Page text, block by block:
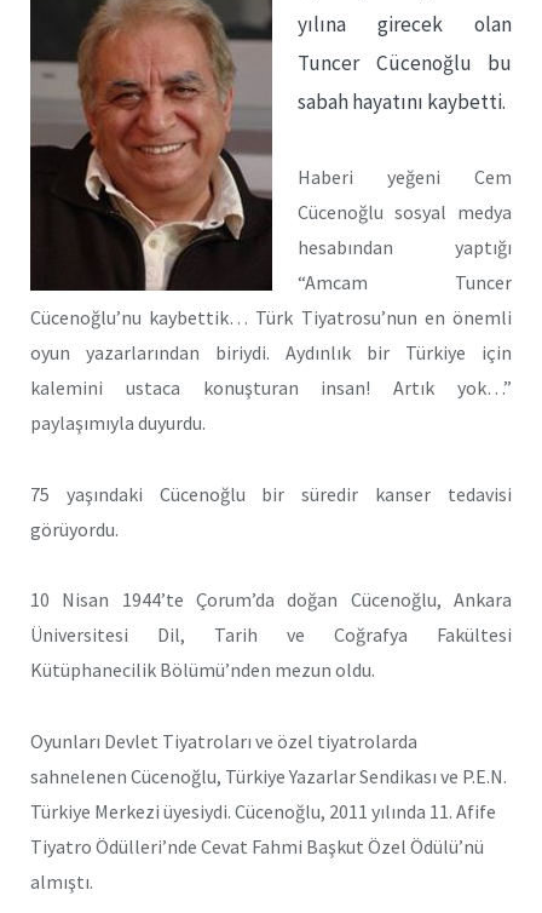
yılına girecek olan
Tuncer Cücenoğlu bu
sabah hayatını kaybetti.
Haberi yeğeni Cem
Cücenoğlu sosyal medya
hesabından yaptığı
“Amcam Tuncer
Cücenoğlu’nu kaybettik… Türk Tiyatrosu’nun en önemli
oyun yazarlarından biriydi. Aydınlık bir Türkiye için
kalemini ustaca konuşturan insan! Artık yok…”
paylaşımıyla duyurdu.
75 yaşındaki Cücenoğlu bir süredir kanser tedavisi
görüyordu.
10 Nisan 1944’te Çorum’da doğan Cücenoğlu, Ankara
Üniversitesi Dil, Tarih ve Coğrafya Fakültesi
Kütüphanecilik Bölümü’nden mezun oldu.
Oyunları Devlet Tiyatroları ve özel tiyatrolarda
sahnelenen Cücenoğlu, Türkiye Yazarlar Sendikası ve P.E.N.
Türkiye Merkezi üyesiydi. Cücenoğlu, 2011 yılında 11. Afife
Tiyatro Ödülleri’nde Cevat Fahmi Başkut Özel Ödülü’nü
almıştı.